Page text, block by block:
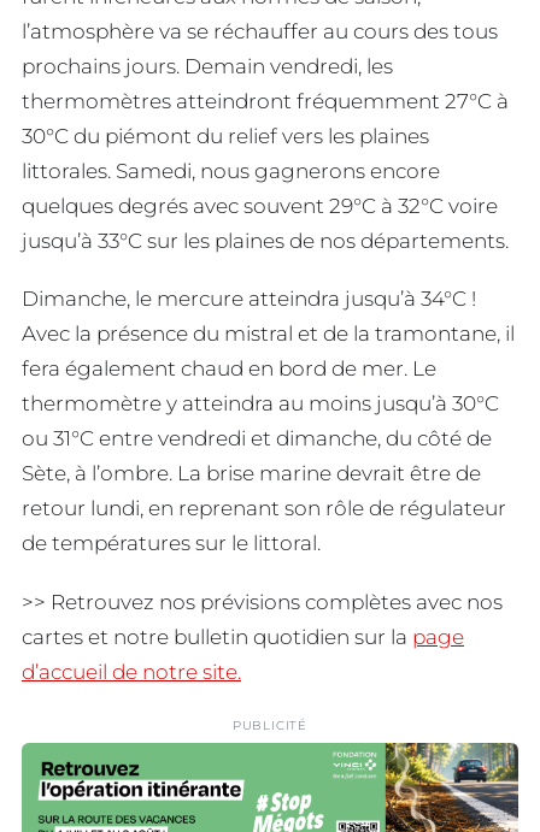
l’atmosphère va se réchauffer au cours des tous
prochains jours. Demain vendredi, les
thermomètres atteindront fréquemment 27°C à
30°C du piémont du relief vers les plaines
littorales. Samedi, nous gagnerons encore
quelques degrés avec souvent 29°C à 32°C voire
jusqu’à 33°C sur les plaines de nos départements.
Dimanche, le mercure atteindra jusqu’à 34°C !
Avec la présence du mistral et de la tramontane, il
fera également chaud en bord de mer. Le
thermomètre y atteindra au moins jusqu’à 30°C
ou 31°C entre vendredi et dimanche, du côté de
Sète, à l’ombre. La brise marine devrait être de
retour lundi, en reprenant son rôle de régulateur
de températures sur le littoral.
>> Retrouvez nos prévisions complètes avec nos
cartes et notre bulletin quotidien sur la page
d’accueil de notre site.
PUBLICITÉ